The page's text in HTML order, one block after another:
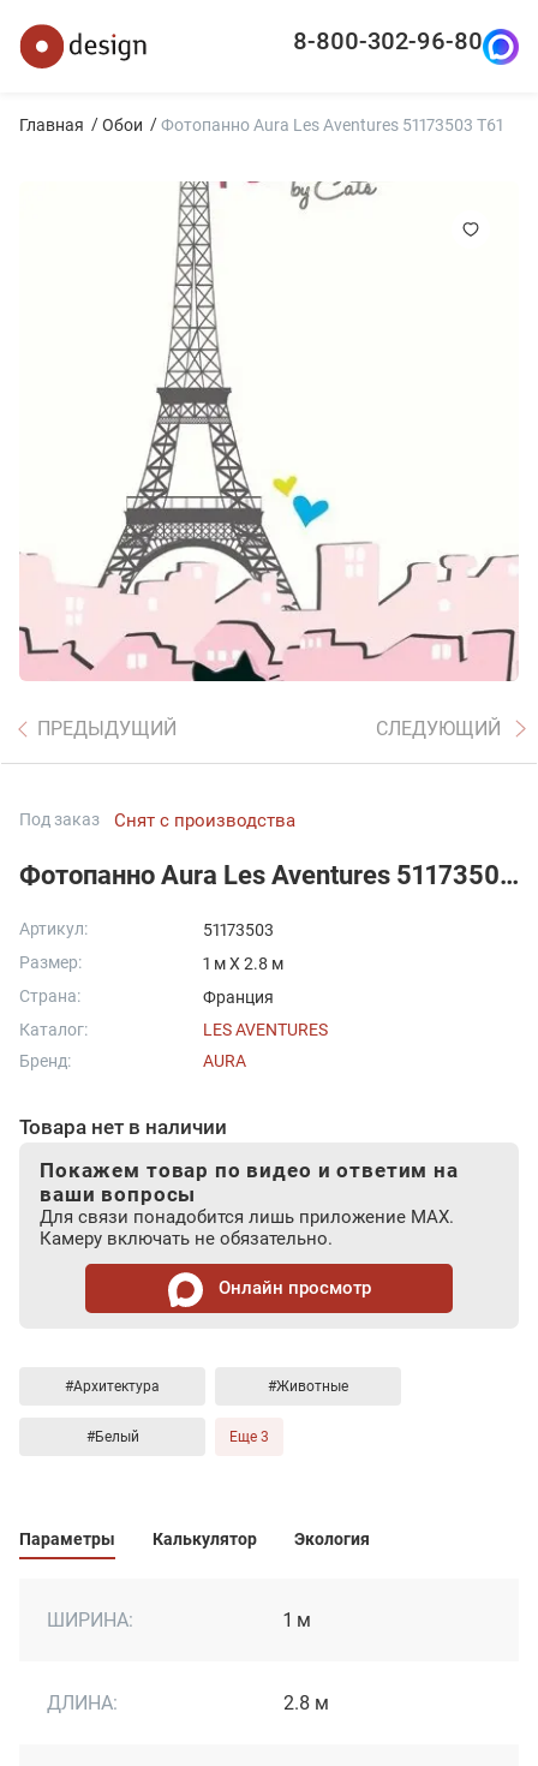
8-800-302-96-80
Главная Обои Фотопанно Aura Les Aventures 51173503 T61
ПРЕДЫДУЩИЙ СЛЕДУЮЩИЙ
Под заказ Снят с производства
Фотопанно Aura Les Aventures 51173503 T61
Артикул:
51173503
Размер:
1 м X 2.8 м
Страна:
Франция
Каталог:
LES AVENTURES
Бренд:
AURA
Товара нет в наличии
Покажем товар по видео и ответим на
ваши вопросы
Для связи понадобится лишь приложение MAX.
Камеру включать не обязательно.
Онлайн просмотр
#Архитектура #Животные
#Белый Еще 3
Параметры Калькулятор Экология
ШИРИНА: 1 м
ДЛИНА: 2.8 м